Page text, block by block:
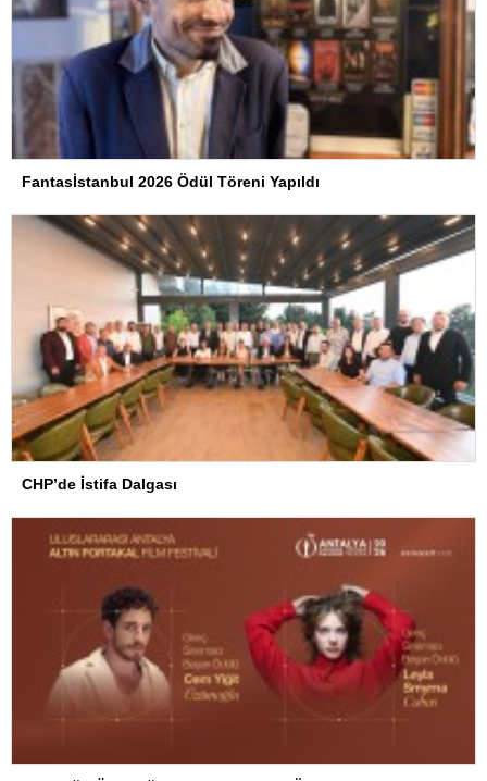
Fantasİstanbul 2026 Ödül Töreni Yapıldı
CHP’de İstifa Dalgası